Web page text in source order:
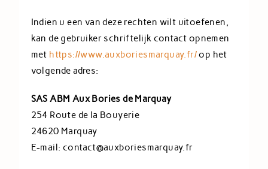
Indien u een van deze rechten wilt uitoefenen,
kan de gebruiker schriftelijk contact opnemen
met https://www.auxboriesmarquay.fr/op het
volgende adres:
SAS ABM Aux Bories de Marquay
254 Route de la Bouyerie
24620 Marquay
E-mail: contact@auxboriesmarquay.fr